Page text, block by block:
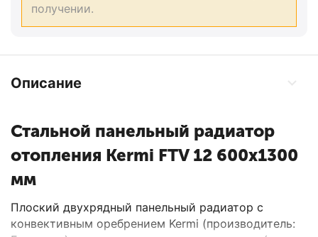
получении.
Описание
Стальной панельный радиатор
отопления Kermi FTV 12 600x1300
мм
Плоский двухрядный панельный радиатор с
конвективным оребрением Kermi (производитель: